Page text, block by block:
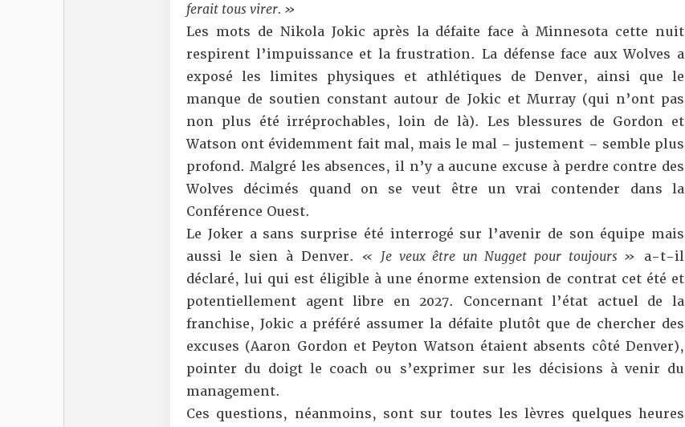
ferait tous virer. »
Les mots de Nikola Jokic après la défaite face à Minnesota cette nuit
respirent l’impuissance et la frustration. La défense face aux Wolves a
exposé les limites physiques et athlétiques de Denver, ainsi que le
manque de soutien constant autour de Jokic et Murray (qui n’ont pas
non plus été irréprochables, loin de là). Les blessures de Gordon et
Watson ont évidemment fait mal, mais le mal – justement – semble plus
profond. Malgré les absences, il n’y a aucune excuse à perdre contre des
Wolves décimés quand on se veut être un vrai contender dans la
Conférence Ouest.
Le Joker a sans surprise été interrogé sur l’avenir de son équipe mais
aussi le sien à Denver. « Je veux être un Nugget pour toujours »
a-t-il
déclaré, lui qui est éligible à une énorme extension de contrat cet été et
potentiellement agent libre en 2027. Concernant l’état actuel de la
franchise, Jokic a préféré assumer la défaite plutôt que de chercher des
excuses (Aaron Gordon et Peyton Watson étaient absents côté Denver),
pointer du doigt le coach ou s’exprimer sur les décisions à venir du
management.
Ces questions, néanmoins, sont sur toutes les lèvres quelques heures